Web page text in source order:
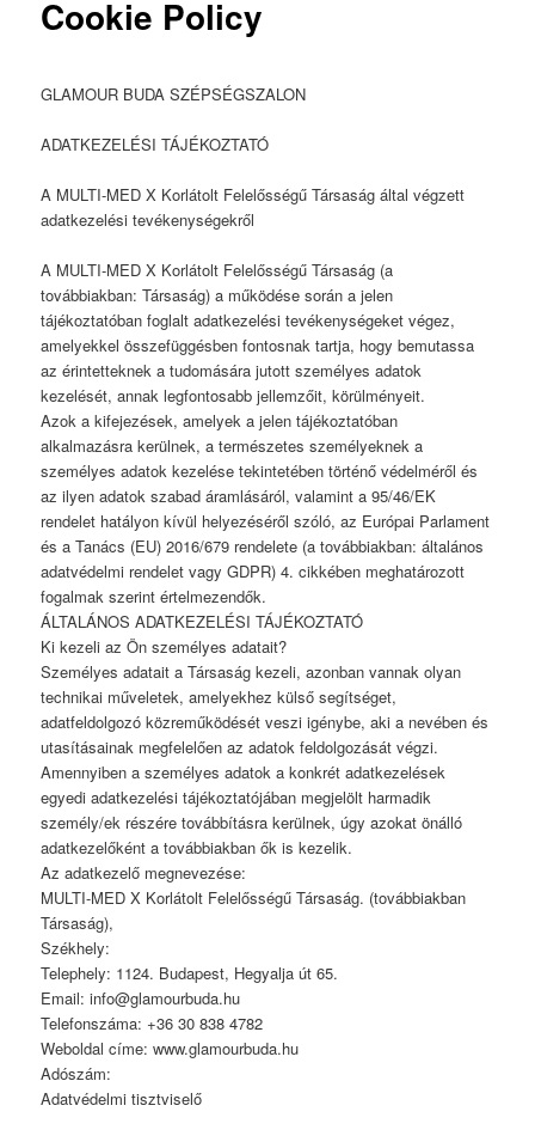
Cookie Policy
GLAMOUR BUDA SZÉPSÉGSZALON
ADATKEZELÉSI TÁJÉKOZTATÓ
A MULTI-MED X Korlátolt Felelősségű Társaság által végzett
adatkezelési tevékenységekről
A MULTI-MED X Korlátolt Felelősségű Társaság (a
továbbiakban: Társaság) a működése során a jelen
tájékoztatóban foglalt adatkezelési tevékenységeket végez,
amelyekkel összefüggésben fontosnak tartja, hogy bemutassa
az érintetteknek a tudomására jutott személyes adatok
kezelését, annak legfontosabb jellemzőit, körülményeit.
Azok a kifejezések, amelyek a jelen tájékoztatóban
alkalmazásra kerülnek, a természetes személyeknek a
személyes adatok kezelése tekintetében történő védelméről és
az ilyen adatok szabad áramlásáról, valamint a 95/46/EK
rendelet hatályon kívül helyezéséről szóló, az Európai Parlament
és a Tanács (EU) 2016/679 rendelete (a továbbiakban: általános
adatvédelmi rendelet vagy GDPR) 4. cikkében meghatározott
fogalmak szerint értelmezendők.
ÁLTALÁNOS ADATKEZELÉSI TÁJÉKOZTATÓ
Ki kezeli az Ön személyes adatait?
Személyes adatait a Társaság kezeli, azonban vannak olyan
technikai műveletek, amelyekhez külső segítséget,
adatfeldolgozó közreműködését veszi igénybe, aki a nevében és
utasításainak megfelelően az adatok feldolgozását végzi.
Amennyiben a személyes adatok a konkrét adatkezelések
egyedi adatkezelési tájékoztatójában megjelölt harmadik
személy/ek részére továbbításra kerülnek, úgy azokat önálló
adatkezelőként a továbbiakban ők is kezelik.
Az adatkezelő megnevezése:
MULTI-MED X Korlátolt Felelősségű Társaság. (továbbiakban
Társaság),
Székhely:
Telephely: 1124. Budapest, Hegyalja út 65.
Email: info@glamourbuda.hu
Telefonszáma: +36 30 838 4782
Weboldal címe: www.glamourbuda.hu
Adószám:
Adatvédelmi tisztviselő